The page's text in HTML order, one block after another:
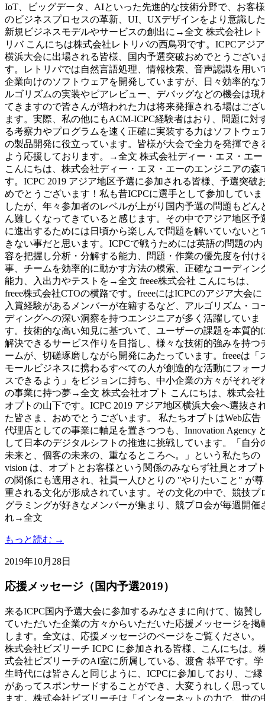
IoT、ビッグデータ、AIといった先進的な技術分野で、お客様
のビジネスプロセスの革新、UI、UXデザインをより意識した
新規ビジネスモデルやサービスの創出に→全文 株式会社レト
リバ こんにちは株式会社レトリバの西鳥羽です。ICPCアジア
横浜大会に出場される皆様、国内予選突破おめでとうござい
す。レトリバでは自然言語処理、情報検索、音声認識を用い
企業向けのソフトウェアを開発していますが、日々効率的な
ルゴリズムの実装やピアレビュー、デバッグなどの機会は現
てきますので皆さんが培われた力は将来発揮される場はござ
ます。実際、私の他にもACM-ICPC経験者はおり、問題に対
る考察力やプログラムを速く正確に実装する力はソフトウェ
の製品開発に役立っています。皆様が大会で全力を発揮でき
よう応援しております。→全文 株式会社ディー・エヌ・エー
こんにちは、株式会社ディー・エヌ・エーのエンジニアの森
す。ICPC 2019 アジア地区予選に参加される皆様、予選突破
めでとうございます！私も昔ICPCに選手として参加していま
したが、年々参加者のレベルが上がり国内予選の問題もどん
ん難しくなってきていると感じます。その中でアジア地区予
に進出するためには日頃から楽しんで問題を解いていないと
きない事だと思います。ICPCで戦うためには英語の問題の内
容を把握し分析・分解する能力、問題・作業の優先度を付け
事、チームを効率的に動かす方法の模索、正確なコーディン
能力、入出力やテストを→全文 freee株式会社 こんにちは、
freee株式会社CTOの横路です。freeeにはICPCのアジア大会に
入賞経験があるメンバーが在籍するなど、アルゴリズム・コ
ディングへの深い洞察を持つエンジニアが多く活躍していま
す。技術的な高い知見に基づいて、ユーザーの課題を本質的
解決できるサービス作りを目指し、様々な技術的強みを持つ
ームが、切磋琢磨しながら開発にあたっています。freeeは「
モールビジネスに携わるすべての人が創造的な活動にフォー
スできるよう」をビジョンに持ち、中小企業の方々がそれぞ
の事業に持つ夢→全文 株式会社オプト こんにちは、株式会社
オプトの山下です。ICPC 2019 アジア地区横浜大会へ選抜さ
た皆さま、おめでとうございます。 私たちオプトはWeb広告
代理店としての事業に軸足を置きつつも、Innovation Agency
して日本のデジタルシフトの推進に挑戦しています。「自分
未来と、個客の未来の、重なるところへ。」という私たちの
vision は、オプトとお客様という関係のみならず社員とオプ
の関係にも適用され、社員一人ひとりの "やりたいこと" が尊
重される文化が形成されています。その文化の中で、競技プ
グラミングが好きなメンバーが集まり、競プロ会が毎週開催
れ→全文
もっと読む →
2019年10月28日
応援メッセージ（国内予選2019）
来るICPC国内予選大会に参加するみなさまに向けて、協賛し
ていただいた企業の方々からいただいた応援メッセージを掲
します。全文は、応援メッセージのページをご覧ください。
株式会社ビズリーチ ICPC に参加される皆様、こんにちは。
式会社ビズリーチのAI室に所属している、渡會 恭平です。学
生時代には皆さんと同じように、ICPCに参加しており、ご縁
があってスポンサードすることができ、大変うれしく思って
ます。株式会社ビズリーチは「インターネットの力で、世の